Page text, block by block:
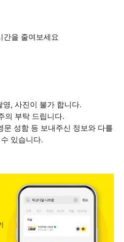
을 줄여보세요
영, 사진이 불가 합니다.
의 부탁 드립니다.
문 성함 등 보내주신 정보와 다를
있습니다.